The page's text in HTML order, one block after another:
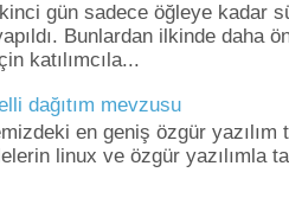
İkinci gün sadece öğleye kadar
Bunlardan ilkinde daha
katılımcıla...
dağıtım mevzusu
en geniş özgür
linux ve özgür yazılımla